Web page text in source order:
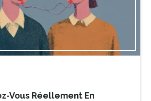
Vous Réellement En